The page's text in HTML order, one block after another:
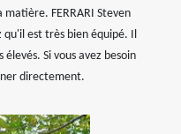
FERRARI Steven
est très bien équipé. Il
Si vous avez besoin
directement.